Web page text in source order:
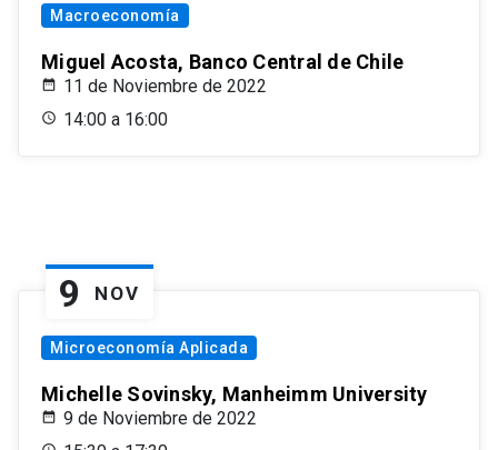
Macroeconomía
Miguel Acosta, Banco Central de Chile
11 de Noviembre de 2022
14:00 a 16:00
9 NOV
Microeconomía Aplicada
Michelle Sovinsky, Manheimm University
9 de Noviembre de 2022